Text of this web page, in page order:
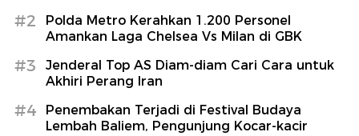
#2
Polda Metro Kerahkan 1.200 Personel
Amankan Laga Chelsea Vs Milan di GBK
#3
Jenderal Top AS Diam-diam Cari Cara untuk
Akhiri Perang Iran
#4
Penembakan Terjadi di Festival Budaya
Lembah Baliem, Pengunjung Kocar-kacir